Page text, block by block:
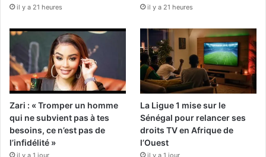
il y a 21 heures il y a 21 heures
Zari : « Tromper un homme
qui ne subvient pas à tes
besoins, ce n’est pas de
l’infidélité »
il y a 1 jour
La Ligue 1 mise sur le
Sénégal pour relancer ses
droits TV en Afrique de
l’Ouest
il y a 1 jour